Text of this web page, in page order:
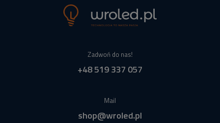
Zadwoń do nas!
+48 519 337 057
Mail
shop@wroled.pl